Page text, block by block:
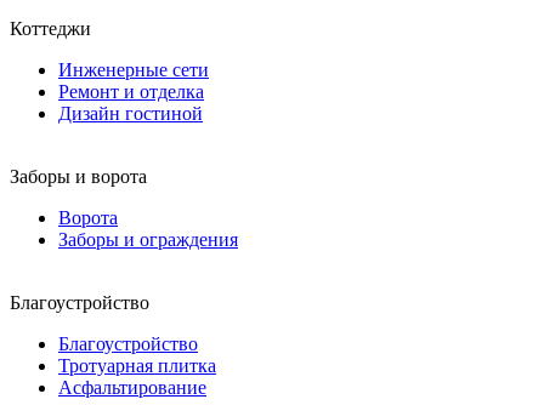
Коттеджи
Инженерные сети
Ремонт и отделка
Дизайн гостиной
Заборы и ворота
Ворота
Заборы и ограждения
Благоустройство
Благоустройство
Тротуарная плитка
Асфальтирование